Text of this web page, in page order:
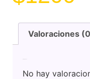
Valoraciones
No hay